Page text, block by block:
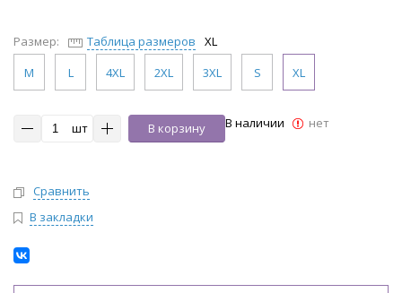
Размер: Таблица размеров
XL
M
L 4XL 2XL 3XL S XL
шт В корзину В наличии нет
Сравнить
В закладки